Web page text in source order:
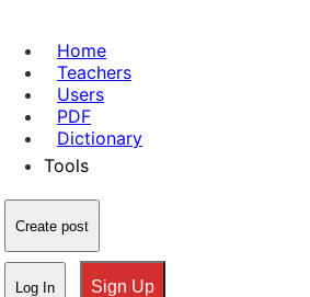
Home
Teachers
Users
PDF
Dictionary
Tools
Create post
Log In Sign Up